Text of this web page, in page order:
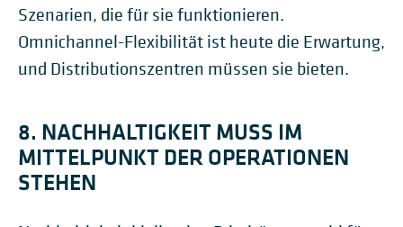
Szenarien, die für sie funktionieren.
Omnichannel-Flexibilität ist heute die Erwartung,
und Distributionszentren müssen sie bieten.
8. NACHHALTIGKEIT MUSS IM
MITTELPUNKT DER OPERATIONEN
STEHEN